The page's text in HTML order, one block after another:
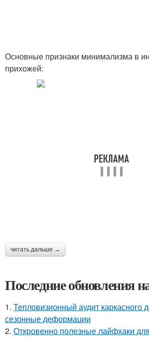
Основные признаки минимализма в
прихожей:
читать дальше →
Последние обновления
1. Тепловизионный аудит каркасного
сезонные деформации
2. Откровенно полезные лайфхаки